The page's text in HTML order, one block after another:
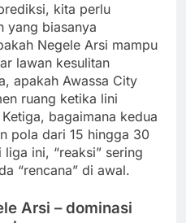
kita perlu
yang biasanya
Negele Arsi mampu
lawan kesulitan
apakah Awassa City
ruang ketika lini
bagaimana kedua
pola dari 15 hingga 30
ini, “reaksi” sering
“rencana” di awal.
Arsi – dominasi